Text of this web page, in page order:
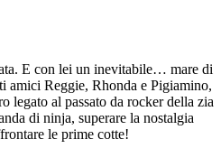
E con lei un inevitabile… mare di
amici Reggie, Rhonda e Pigiamino,
legato al passato da rocker della zia
di ninja, superare la nostalgia
le prime cotte!